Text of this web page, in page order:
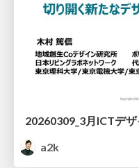
20260309_3月ICTデ
a2k